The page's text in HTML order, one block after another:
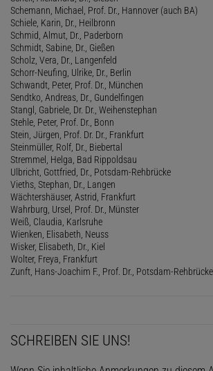
Schemann, Michael, Prof. Dr., Hannover (auch BA)
Schiele, Karin, Dr., Heilbronn
Schmid, Almut, Dr., Paderborn
Schmidt, Sabine, Dr., Gießen
Scholz, Vera, Dr., Langenfeld
Schorr-Neufing, Ulrike, Dr., Berlin
Schwandt, Peter, Prof. Dr., München
Sendtko, Andreas, Dr., Gundelfingen
Stangl, Gabriele, Dr. Dr., Weihenstephan
Stehle, Peter, Prof. Dr., Bonn
Stein, Jürgen, Prof. Dr. Dr., Frankfurt
Steinmüller, Rolf, Dr., Biebertal
Stremmel, Helga, Bad Rippoldsau
Ulbricht, Gottfried, Dr., Potsdam-Rehbrücke
Vieths, Stephan, Dr., Langen
Wächtershäuser, Astrid, Frankfurt
Wahrburg, Ursel, Prof. Dr., Münster
Weiß, Claudia, Karlsruhe
Wienken, Elisabeth, Neuss
Wisker, Elisabeth, Dr., Kiel
Wolter, Freya, Frankfurt
Zunft, Hans-Joachim F., Prof. Dr., Potsdam-Rehbrücke
SCHREIBEN SIE UNS!